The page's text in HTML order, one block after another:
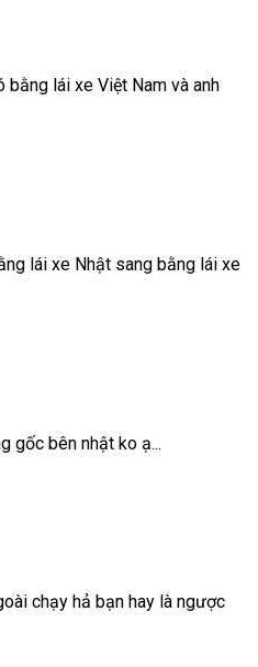
bằng lái xe Việt Nam và anh
lái xe Nhật sang bằng lái xe
gốc bên nhật ko ạ...
chạy hả bạn hay là ngược